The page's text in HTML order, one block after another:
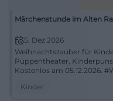
Märchenstunde im Alten
5. Dez 2026
Weihnachtszauber für
Puppentheater,
Kostenlos am 05.12.2026.
Kinder